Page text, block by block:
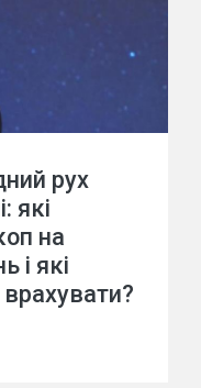
рух
які
на
і які